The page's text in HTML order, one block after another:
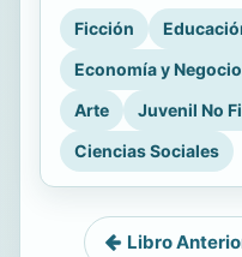
Ficción
Economía y
Arte
Juvenil No
Ciencias Sociales
Libro